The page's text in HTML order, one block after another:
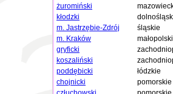
żuromiński
kłodzki
m. Jastrzębie-Zdrój
śląskie
m. Kraków
gryficki
koszaliński
poddębicki
łódzkie
chojnicki
pomorskie